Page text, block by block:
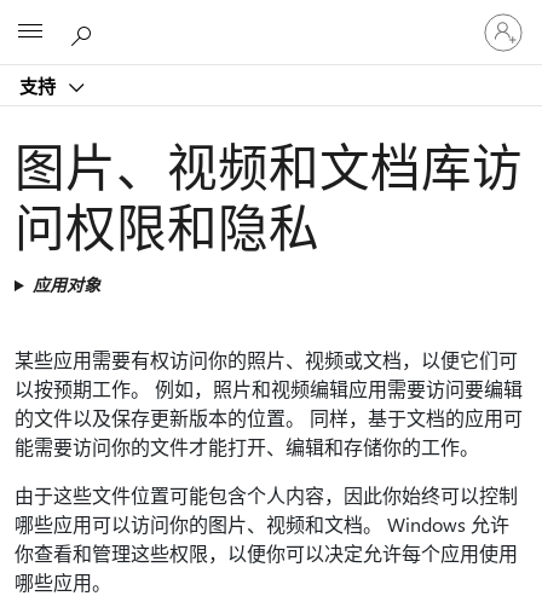
支持
请
登
录
帐
户
图片、视频和文档库访
问权限和隐私
应用对象
某些应用需要有权访问你的照片、视频或文档，以便它们可
以按预期工作。 例如，照片和视频编辑应用需要访问要编辑
的文件以及保存更新版本的位置。 同样，基于文档的应用可
能需要访问你的文件才能打开、编辑和存储你的工作。
由于这些文件位置可能包含个人内容，因此你始终可以控制
哪些应用可以访问你的图片、视频和文档。 Windows 允许
你查看和管理这些权限，以便你可以决定允许每个应用使用
哪些应用。